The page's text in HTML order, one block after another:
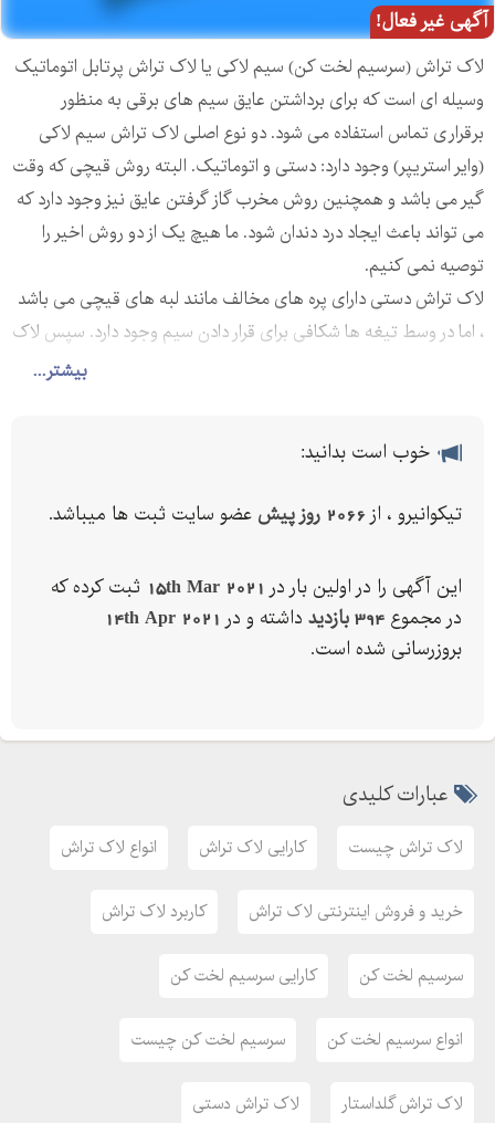
آگهی غیر فعال!
بیشتر...
لاک تراش (سرسیم لخت کن) سیم لاکی یا لاک تراش پرتابل اتوماتیک
وسیله ای است که برای برداشتن عایق سیم های برقی به منظور
برقراری تماس استفاده می شود. دو نوع اصلی لاک تراش سیم لاکی
(وایر استریپر) وجود دارد: دستی و اتوماتیک. البته روش قیچی که وقت
گیر می باشد و همچنین روش مخرب گاز گرفتن عایق نیز وجود دارد که
می تواند باعث ایجاد درد دندان شود. ما هیچ یک از دو روش اخیر را
توصیه نمی کنیم.
لاک تراش دستی دارای پره های مخالف مانند لبه های قیچی می باشد
، اما در وسط تیغه ها شکافی برای قرار دادن سیم وجود دارد. سپس لاک
تراش در اطراف سیم می چرخد و درحالی که سیم صحیح و سالم باقی
لاک تراش گلداستار gold star
لاک تراش اتوماتیک
لاک تراش پرتابل ایزولکس isolex
لاک تراش پرتابل اتوماتیک
لاک تراش دستی
برای جدا کردن عایق های پلاستیکی از طریق کنداکتورهای جداگانه، به
متصل می شوند، استفاده می شود. با این حال، اکثر لاک تراش ها
ترکیبی یا دستگاه های چند منظوره نامیده می شوند.
مشخصات لاک تراش تیغه ای سیم لاکی:
دارای امنیت و اطمینان بالا در حین کار
قابلیت تنظیم از و و درجه
بازرگانی فنی و مهندسی اینورتر گروپ با دارا بودن کادری متخصص و
خوب است بدانید:
تیکوانیرو ، از 2066 روز پیش عضو سایت ثبت ها میباشد.
این آگهی را در اولین بار در 15th Mar 2021 ثبت کرده که
در مجموع 394 بازدید داشته و در 14th Apr 2021
بروزرسانی شده است.
عبارات کلیدی
لاک تراش چیست کارایی لاک تراش انواع لاک تراش
خرید و فروش اینترنتی لاک تراش کاربرد لاک تراش
سرسیم لخت کن کارایی سرسیم لخت کن
انواع سرسیم لخت کن سرسیم لخت کن چیست
لاک تراش گلداستار لاک تراش دستی